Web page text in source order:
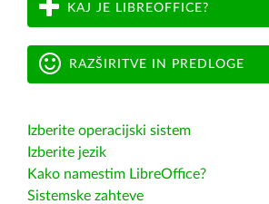
KAJ JE LIBREOFFICE?
RAZŠIRITVE IN PREDLOGE
Izberite operacijski sistem
Izberite jezik
Kako namestim LibreOffice?
Sistemske zahteve